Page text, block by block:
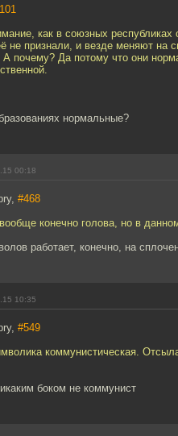
как в союзных республиках
не признали, и везде меняют на
почему? Да потому что они
нормальные?
00:18
#468
конечно голова, но в
работает, конечно, на
10:35
#549
коммунистическая.
боком не коммунист